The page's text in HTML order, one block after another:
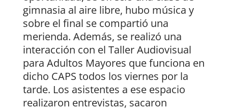
gimnasia al aire libre, hubo música y
sobre el final se compartió una
merienda. Además, se realizó una
interacción con el Taller Audiovisual
para Adultos Mayores que funciona en
dicho CAPS todos los viernes por la
tarde. Los asistentes a ese espacio
realizaron entrevistas, sacaron